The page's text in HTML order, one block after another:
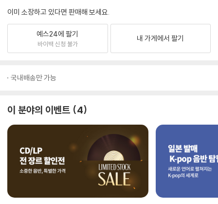
이미 소장하고 있다면 판매해 보세요.
예스24에 팔기
바이백 신청 불가
내 가게에서 팔기
국내배송만 가능
이 분야의 이벤트 4